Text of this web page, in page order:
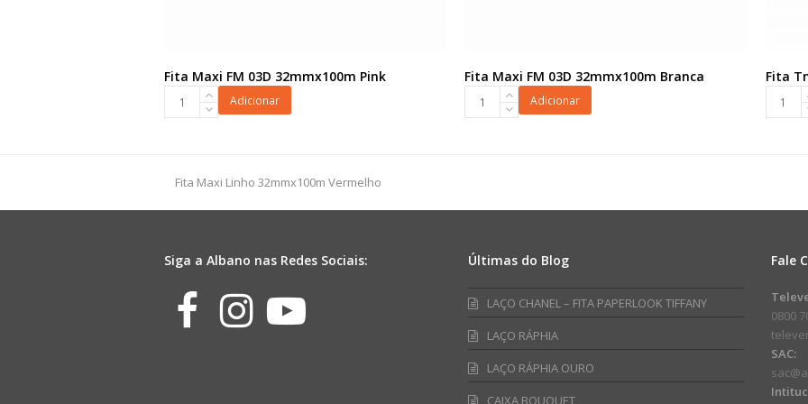
Fita Maxi FM 03D 32mmx100m Pink
Pink
quantidade
Adicionar
Fita Maxi FM 03D 32mmx100m Branca
quantidade
Adicionar
Fita
previous
Fita Maxi Linho 32mmx100m Vermelho
Siga a Albano nas Redes Sociais:
Facebook
Instagram
Youtube
Últimas do Blog
LAÇO CHANEL – FITA PAPERLOOK TIFFANY
LAÇO RÁPHIA
LAÇO RÁPHIA OURO
CAIXA BOUQUET
Fale
0800
SAC: